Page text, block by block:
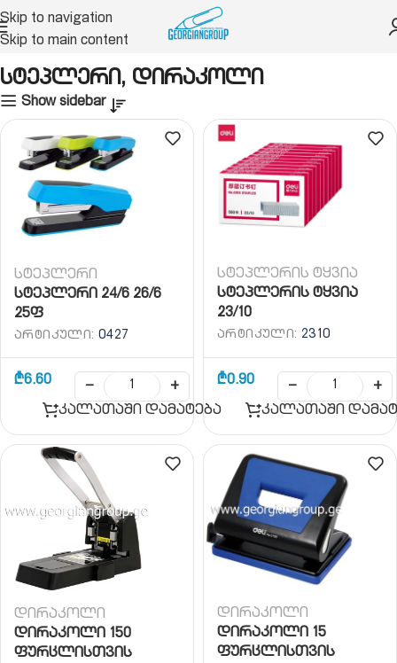
Skip to navigation
Skip to main content
მთავარი სტეპლერი, დირაკოლი
სტეპლერი, დირაკოლი
Show sidebar
სტეპლერი
სტეპლერი 24/6 26/6
25ფ
ᲐᲠᲢᲘᲙᲣᲚᲘ: 0427
₾6.60 −
+
კალათაში დამატება
სტეპლერის ტყვია
სტეპლერის ტყვია
23/10
ᲐᲠᲢᲘᲙᲣᲚᲘ: 2310
₾0.90 −
+
კალათაში
დირაკოლი
დირაკოლი 150
ფურცლისთვის
დირაკოლი
დირაკოლი 15
ფურცლისთვის